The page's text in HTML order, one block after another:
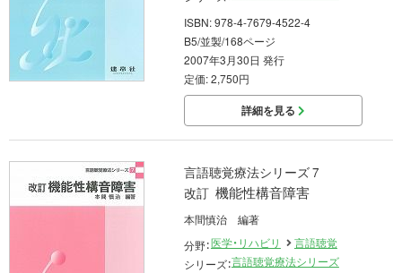
ISBN: 978-4-7679-4522-4
B5/並製/168ページ
2007年3月30日 発行
定価: 2,750円
詳細を見る
言語聴覚療法シリーズ 7
改訂 機能性構音障害
本間慎治 編著
分野：医学・リハビリ
言語聴覚
シリーズ：言語聴覚療法シリーズ